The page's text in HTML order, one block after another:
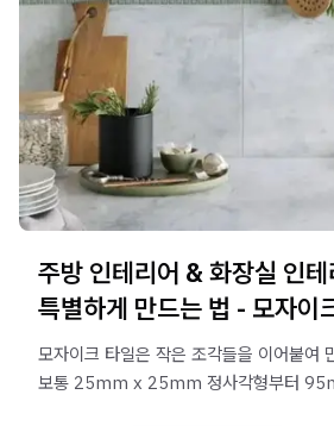
주방 인테리어 & 화장실 인
특별하게 만드는 법 - 모자이
모자이크 타일은 작은 조각들을 이어붙여
보통 25mm x 25mm 정사각형부터